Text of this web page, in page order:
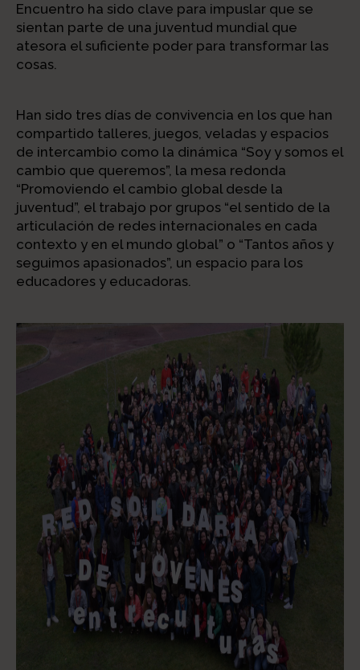
Encuentro ha sido clave para impuslar que se
sientan parte de una juventud mundial que
atesora el suficiente poder para transformar las
cosas.
Han sido tres días de convivencia en los que han
compartido talleres, juegos, veladas y espacios
de intercambio como la dinámica “Soy y somos el
cambio que queremos”, la mesa redonda
“Promoviendo el cambio global desde la
juventud”, el trabajo por grupos “el sentido de la
articulación de redes internacionales en cada
contexto y en el mundo global” o “Tantos años y
seguimos apasionados”, un espacio para los
educadores y educadoras.